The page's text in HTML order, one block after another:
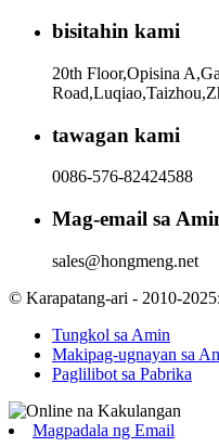
bisitahin kami
20th Floor,Opisina
tawagan kami
0086-576-82424588
Mag-email sa
sales@hongmeng.net
© Karapatang-ari - 2010-
Tungkol sa Amin
Makipag-ugnayan sa
Paglilibot sa Pabrika
Magpadala ng Email